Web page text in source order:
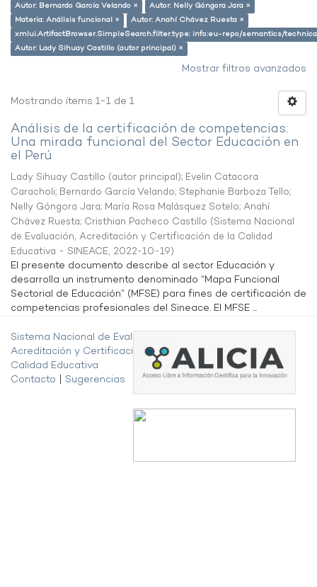
Autor: Bernardo García Velando ×
Autor: Nelly Góngora Jara ×
Materia: Análisis funcional ×
Autor: Anahí Chávez Ruesta ×
xmlui.ArtifactBrowser.SimpleSearch.filter.type: info:eu-repo/semantics/
Autor: Lady Sihuay Castillo (autor principal) ×
Mostrar filtros avanzados
Mostrando ítems 1-1 de 1
Análisis de la certificación de competencias:
Una mirada funcional del Sector Educación en
el Perú
Lady Sihuay Castillo (autor principal); Evelin Catacora
Caracholi; Bernardo García Velando; Stephanie Barboza Tello;
Nelly Góngora Jara; María Rosa Malásquez Sotelo; Anahí
Chávez Ruesta; Cristhian Pacheco Castillo (Sistema Nacional
de Evaluación, Acreditación y Certificación de la Calidad
Educativa - SINEACE, 2022-10-19)
El presente documento describe al sector Educación y
desarrolla un instrumento denominado “Mapa Funcional
Sectorial de Educación” (MFSE) para fines de certificación de
competencias profesionales del Sineace. El MFSE ...
Sistema Nacional de Evaluación,
Acreditación y Certificación de la
Calidad Educativa
Contacto
Sugerencias